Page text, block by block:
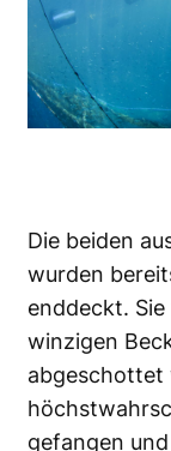
Die beiden
wurden
enddeckt.
winzigen
abgeschottet
gefangen